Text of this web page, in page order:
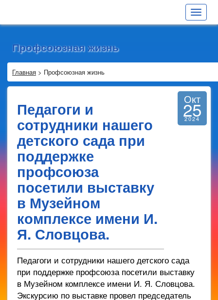
Toggle
Профсоюзная жизнь
Главная > Профсоюзная жизнь
Педагоги и
сотрудники нашего
детского сада при
поддержке
профсоюза
посетили выставку
в Музейном
комплексе имени И.
Я. Словцова.
Окт
25
2024
Педагоги и сотрудники нашего детского сада
при поддержке профсоюза посетили выставку
в Музейном комплексе имени И. Я. Словцова.
Экскурсию по выставке провел председатель